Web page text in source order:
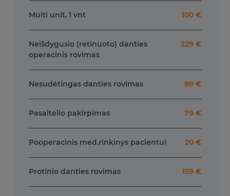
Multi unit, 1 vnt 100 €
Neišdygusio (retinuoto) danties
operacinis rovimas
229 €
Nesudėtingas danties rovimas 89 €
Pasaitėlio pakirpimas 79 €
Pooperacinis med.rinkinys pacientui 20 €
Protinio danties rovimas 159 €